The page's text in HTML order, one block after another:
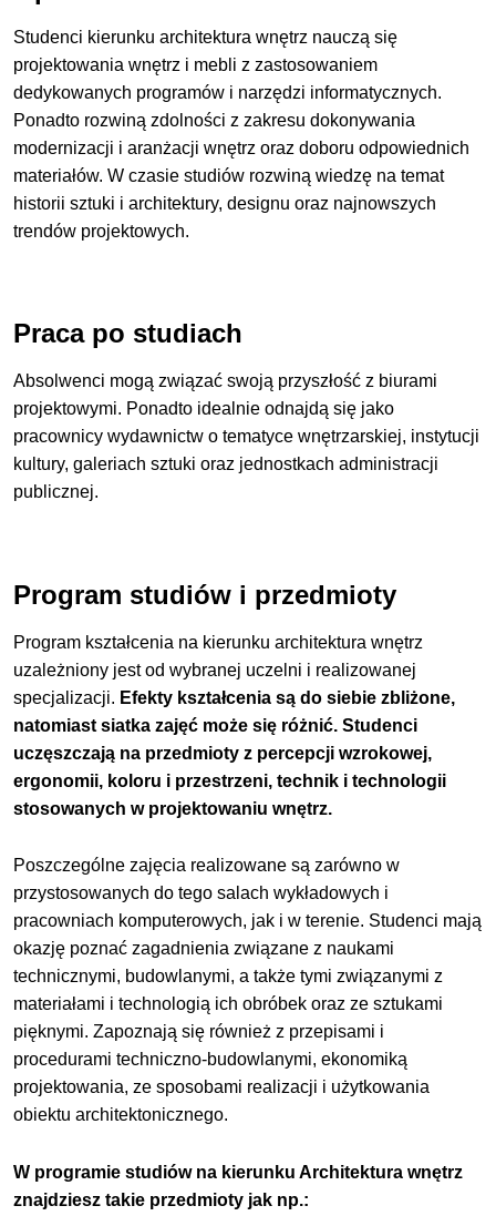
Studenci kierunku architektura wnętrz nauczą się
projektowania wnętrz i mebli z zastosowaniem
dedykowanych programów i narzędzi informatycznych.
Ponadto rozwiną zdolności z zakresu dokonywania
modernizacji i aranżacji wnętrz oraz doboru odpowiednich
materiałów. W czasie studiów rozwiną wiedzę na temat
historii sztuki i architektury, designu oraz najnowszych
trendów projektowych.
Praca po studiach
Absolwenci mogą związać swoją przyszłość z biurami
projektowymi. Ponadto idealnie odnajdą się jako
pracownicy wydawnictw o tematyce wnętrzarskiej, instytucji
kultury, galeriach sztuki oraz jednostkach administracji
publicznej.
Program studiów i przedmioty
Program kształcenia na kierunku architektura wnętrz
uzależniony jest od wybranej uczelni i realizowanej
specjalizacji. Efekty kształcenia są do siebie zbliżone,
natomiast siatka zajęć może się różnić. Studenci
uczęszczają na przedmioty z percepcji wzrokowej,
ergonomii, koloru i przestrzeni, technik i technologii
stosowanych w projektowaniu wnętrz.
Poszczególne zajęcia realizowane są zarówno w
przystosowanych do tego salach wykładowych i
pracowniach komputerowych, jak i w terenie. Studenci mają
okazję poznać zagadnienia związane z naukami
technicznymi, budowlanymi, a także tymi związanymi z
materiałami i technologią ich obróbek oraz ze sztukami
pięknymi. Zapoznają się również z przepisami i
procedurami techniczno-budowlanymi, ekonomiką
projektowania, ze sposobami realizacji i użytkowania
obiektu architektonicznego.
W programie studiów na kierunku Architektura wnętrz
znajdziesz takie przedmioty jak np.: